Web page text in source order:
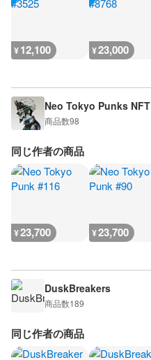
¥12,100 ¥23,000
Neo Tokyo Punks NFT
商品数98
同じ作者の商品
¥23,700 ¥23,700
DuskBreakers
商品数189
同じ作者の商品